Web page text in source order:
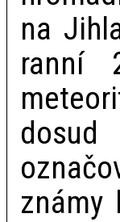
na
ranní
známy